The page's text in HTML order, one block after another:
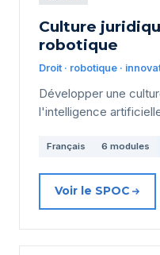
Culture
robotique
Droit · robotique ·
Développer une
l'intelligence
Français 6 modules
Voir le SPOC